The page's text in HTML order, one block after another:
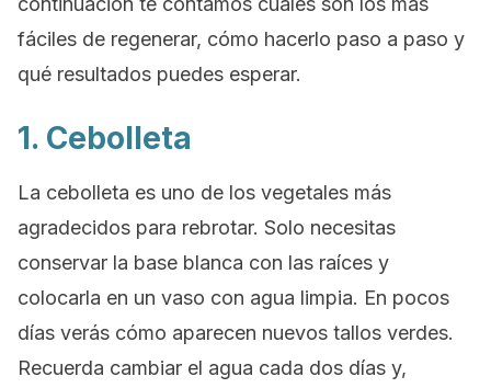
fáciles de regenerar, cómo hacerlo paso a paso y
qué resultados puedes esperar.
1. Cebolleta
La cebolleta es uno de los vegetales más
agradecidos para rebrotar. Solo necesitas
conservar la base blanca con las raíces y
colocarla en un vaso con agua limpia. En pocos
días verás cómo aparecen nuevos tallos verdes.
Recuerda cambiar el agua cada dos días y,